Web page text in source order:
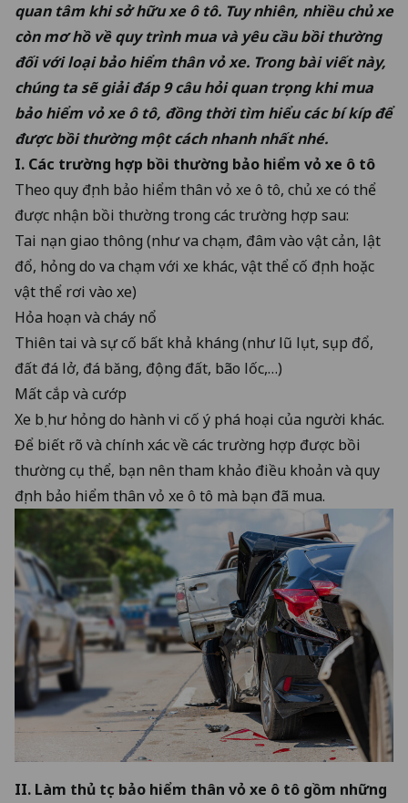
quan tâm khi sở hữu xe ô tô. Tuy nhiên, nhiều chủ xe
còn mơ hồ về quy trình mua và yêu cầu bồi thường
đối với loại bảo hiểm thân vỏ xe. Trong bài viết này,
chúng ta sẽ giải đáp 9 câu hỏi quan trọng khi mua
bảo hiểm vỏ xe ô tô, đồng thời tìm hiểu các bí kíp để
được bồi thường một cách nhanh nhất nhé.
I. Các trường hợp bồi thường bảo hiểm vỏ xe ô tô
Theo quy định bảo hiểm thân vỏ xe ô tô, chủ xe có thể
được nhận bồi thường trong các trường hợp sau:
Tai nạn giao thông (như va chạm, đâm vào vật cản, lật
đổ, hỏng do va chạm với xe khác, vật thể cố định hoặc
vật thể rơi vào xe)
Hỏa hoạn và cháy nổ
Thiên tai và sự cố bất khả kháng (như lũ lụt, sụp đổ,
đất đá lở, đá băng, động đất, bão lốc,…)
Mất cắp và cướp
Xe bị hư hỏng do hành vi cố ý phá hoại của người khác.
Để biết rõ và chính xác về các trường hợp được bồi
thường cụ thể, bạn nên tham khảo điều khoản và quy
định bảo hiểm thân vỏ xe ô tô mà bạn đã mua.
II. Làm thủ tục bảo hiểm thân vỏ xe ô tô gồm những